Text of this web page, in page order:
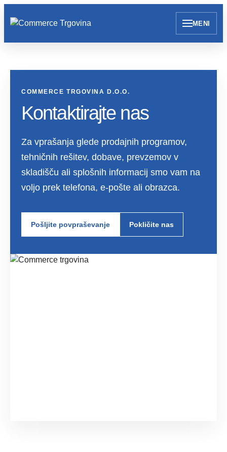
MENI
COMMERCE TRGOVINA D.O.O.
Kontaktirajte nas
Za vprašanja glede prodajnih programov,
tehničnih rešitev, dobave, prevzemov v
skladišču ali splošnih informacij smo vam na
voljo prek telefona, e-pošte ali obrazca.
Pošljite povpraševanje Pokličite nas